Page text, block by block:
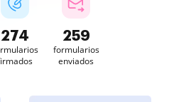
274 259
formularios
enviados